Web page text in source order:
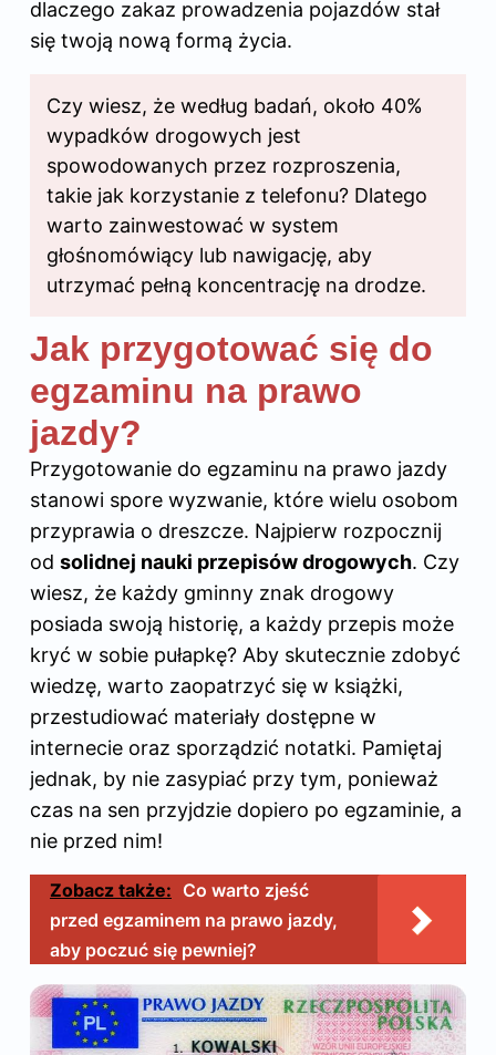
dlaczego zakaz prowadzenia pojazdów stał
się twoją nową formą życia.
Czy wiesz, że według badań, około 40%
wypadków drogowych jest
spowodowanych przez rozproszenia,
takie jak korzystanie z telefonu? Dlatego
warto zainwestować w system
głośnomówiący lub nawigację, aby
utrzymać pełną koncentrację na drodze.
Jak przygotować się do
egzaminu na prawo
jazdy?
Przygotowanie do egzaminu na prawo jazdy
stanowi spore wyzwanie, które wielu osobom
przyprawia o dreszcze. Najpierw rozpocznij
od solidnej nauki przepisów drogowych. Czy
wiesz, że każdy gminny znak drogowy
posiada swoją historię, a każdy przepis może
kryć w sobie pułapkę? Aby skutecznie zdobyć
wiedzę, warto zaopatrzyć się w książki,
przestudiować materiały dostępne w
internecie oraz sporządzić notatki. Pamiętaj
jednak, by nie zasypiać przy tym, ponieważ
czas na sen przyjdzie dopiero po egzaminie, a
nie przed nim!
Zobacz także: Co warto zjeść
przed egzaminem na prawo jazdy,
aby poczuć się pewniej?